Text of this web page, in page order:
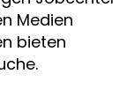
Medien
bieten